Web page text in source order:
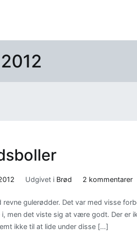
Udgivet i Brød 2 kommentarertil
gulerødder. Det var med visse
men det viste sig at være godt. Der er
ikke til at lide under disse […]